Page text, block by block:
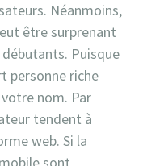
Néanmoins,
être surprenant
Puisque
personne riche
nom. Par
tendent à
web. Si la